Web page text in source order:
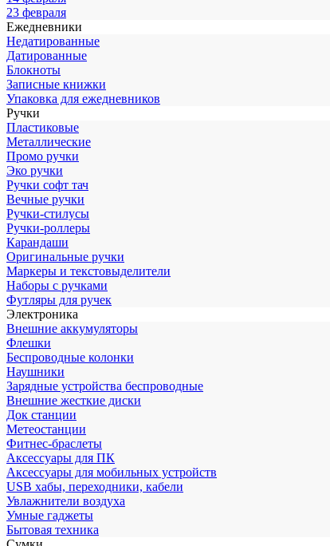
23 февраля
Ежедневники
Недатированные
Датированные
Блокноты
Записные книжки
Упаковка для ежедневников
Ручки
Пластиковые
Металлические
Промо ручки
Эко ручки
Ручки софт тач
Вечные ручки
Ручки-стилусы
Ручки-роллеры
Карандаши
Оригинальные ручки
Маркеры и текстовыделители
Наборы с ручками
Футляры для ручек
Электроника
Внешние аккумуляторы
Флешки
Беспроводные колонки
Наушники
Зарядные устройства беспроводные
Внешние жесткие диски
Док станции
Метеостанции
Фитнес-браслеты
Аксессуары для ПК
Аксессуары для мобильных устройств
USB хабы, переходники, кабели
Увлажнители воздуха
Умные гаджеты
Бытовая техника